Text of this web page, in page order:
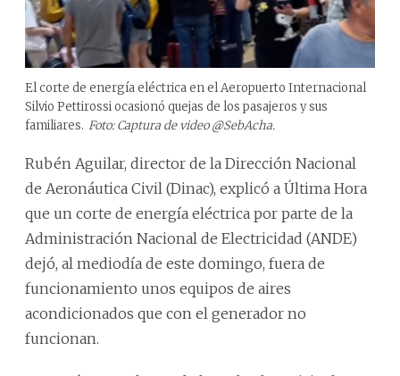
El corte de energía eléctrica en el Aeropuerto Internacional
Silvio Pettirossi ocasionó quejas de los pasajeros y sus
familiares. Foto: Captura de video @SebAcha.
Rubén Aguilar, director de la Dirección Nacional
de Aeronáutica Civil (Dinac), explicó a Última Hora
que un corte de energía eléctrica por parte de la
Administración Nacional de Electricidad (ANDE)
dejó, al mediodía de este domingo, fuera de
funcionamiento unos equipos de aires
acondicionados que con el generador no
funcionan.